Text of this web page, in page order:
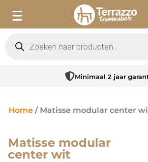
Minimaal 2 jaar
Home / Matisse modular center
Matisse modular
center wit